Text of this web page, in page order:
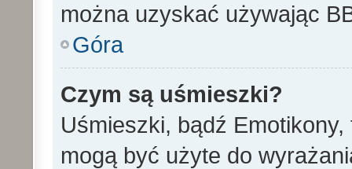
można uzyskać używając
Góra
Czym są uśmieszki?
Uśmieszki, bądź
mogą być użyte do